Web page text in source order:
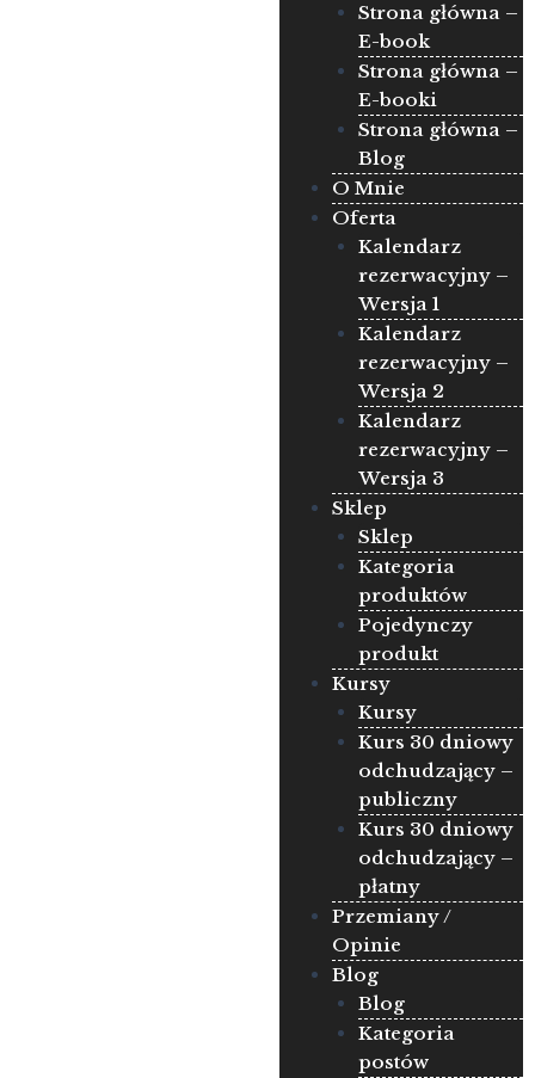
Strona główna –
E-book
Strona główna –
E-booki
Strona główna –
Blog
O Mnie
Oferta
Kalendarz
rezerwacyjny –
Wersja 1
Kalendarz
rezerwacyjny –
Wersja 2
Kalendarz
rezerwacyjny –
Wersja 3
Sklep
Sklep
Kategoria
produktów
Pojedynczy
produkt
Kursy
Kursy
Kurs 30 dniowy
odchudzający –
publiczny
Kurs 30 dniowy
odchudzający –
płatny
Przemiany /
Opinie
Blog
Blog
Kategoria
postów